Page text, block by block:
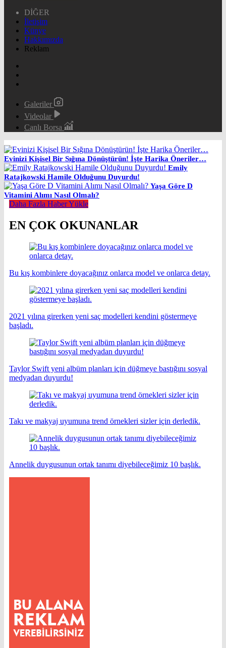
DİĞER
İletişim
Künye
Hakkımızda
Reklam
Galeriler
Videolar
Canlı Borsa
Evinizi Kişisel Bir Sığına Dönüştürün! İşte Harika Öneriler…
Emily
Ratajkowski Hamile Olduğunu Duyurdu!
Yaşa Göre D
Vitamini Alımı Nasıl Olmalı?
Daha Fazla Haber Yükle
EN ÇOK OKUNANLAR
Bu kış kombinlere doyacağınız onlarca model ve onlarca detay.
2021 yılına girerken yeni saç modelleri kendini göstermeye
başladı.
Taylor Swift yeni albüm planları için düğmeye bastığını sosyal
medyadan duyurdu!
Takı ve makyaj uyumuna trend örnekleri sizler için derledik.
Annelik duygusunun ortak tanımı diyebileceğimiz 10 başlık.